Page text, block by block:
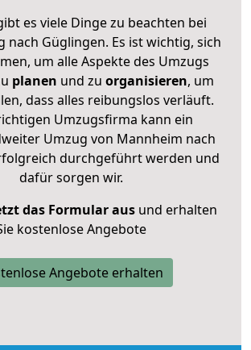
es viele Dinge zu beachten bei
nach Güglingen. Es ist wichtig, sich
um alle Aspekte des Umzugs
planen und zu organisieren, um
dass alles reibungslos verläuft.
Umzugsfirma kann ein
Umzug von Mannheim nach
durchgeführt werden und
dafür sorgen wir.
das Formular ausund erhalten
kostenlose Angebote
Angebote erhalten